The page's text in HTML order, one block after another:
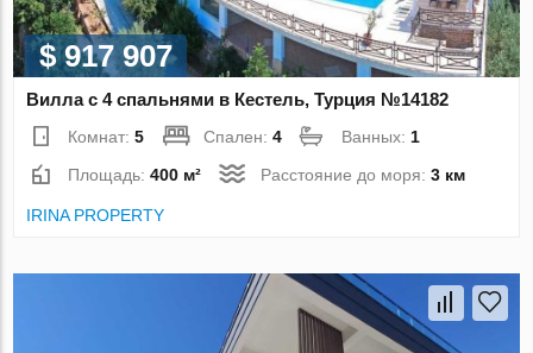
$ 917 907
Вилла с 4 спальнями в Кестель, Турция №14182
Комнат:5 Спален:4 Ванных: 1
Площадь:400 м² Расстояние до моря:3 км
IRINA PROPERTY